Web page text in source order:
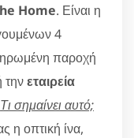
Home. Είναι η
4
παροχή
τηνεταιρεία
Τι σημαίνει αυτό;
η οπτική ίνα,